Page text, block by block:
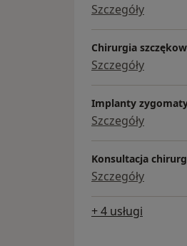
Szczegóły
Chirurgia
Szczegóły
Implanty
Szczegóły
Konsultacja
Szczegóły
+ 4 usługi